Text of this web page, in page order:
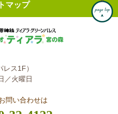
マップ
ス1F）
／火曜日
問い合わせは